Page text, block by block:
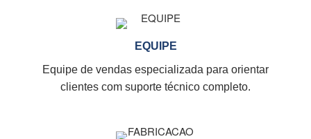
EQUIPE
Equipe de vendas especializada para orientar
clientes com suporte técnico completo.